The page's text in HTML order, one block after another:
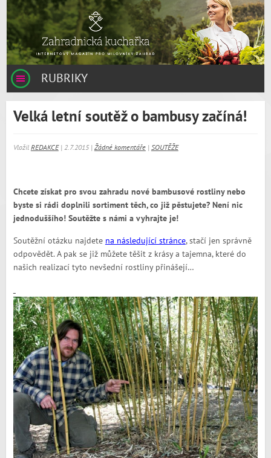
RUBRIKY
Velká letní soutěž o bambusy začíná!
Vložil REDAKCE| 2.7.2015 | Žádné komentáře| SOUTĚŽE
Chcete získat pro svou zahradu nové bambusové rostliny nebo
byste si rádi doplnili sortiment těch, co již pěstujete? Není nic
jednoduššího! Soutěžte s námi a vyhrajte je!
Soutěžní otázku najdete na následující stránce, stačí jen správně
odpovědět. A pak se již můžete těšit z krásy a tajemna, které do
našich realizací tyto nevšední rostliny přinášejí…